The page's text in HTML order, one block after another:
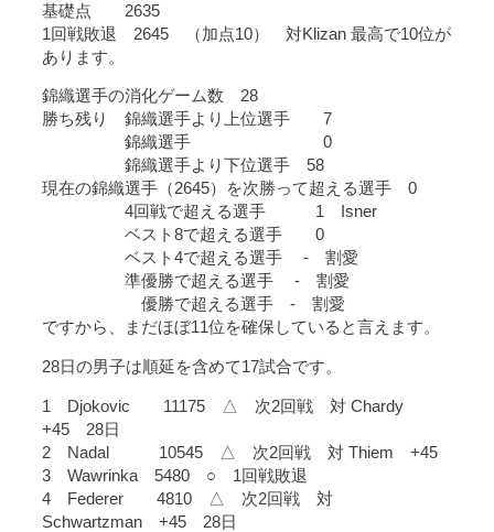
基礎点 2635
1回戦敗退 2645 （加点10） 対Klizan 最高で10位が
あります。
錦織選手の消化ゲーム数 28
勝ち残り 錦織選手より上位選手 7
錦織選手 0
錦織選手より下位選手 58
現在の錦織選手（2645）を次勝って超える選手 0
4回戦で超える選手 1 Isner
ベスト8で超える選手 0
ベスト4で超える選手 - 割愛
準優勝で超える選手 - 割愛
優勝で超える選手 - 割愛
ですから、まだほぼ11位を確保していると言えます。
28日の男子は順延を含めて17試合です。
1 Djokovic 11175 △ 次2回戦 対 Chardy
+45 28日
2 Nadal 10545 △ 次2回戦 対 Thiem +45
3 Wawrinka 5480 ○ 1回戦敗退
4 Federer 4810 △ 次2回戦 対
Schwartzman +45 28日